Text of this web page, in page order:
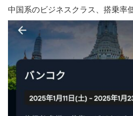
中国系のビジネスクラス、搭乗率